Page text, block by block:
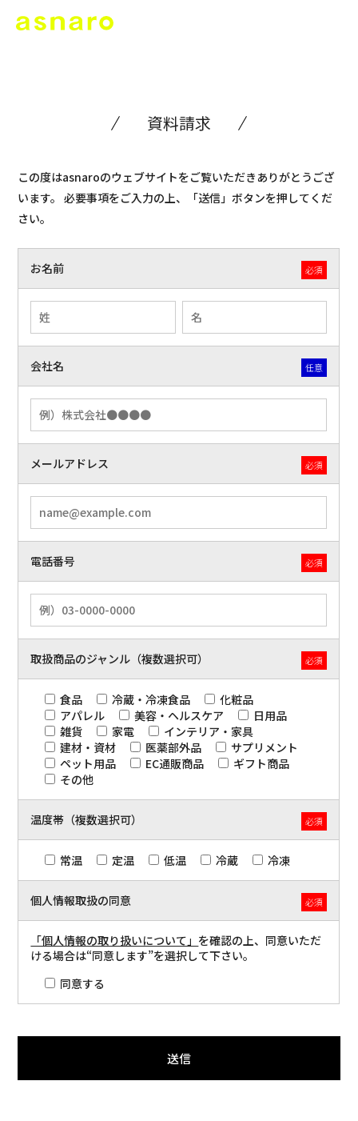
資料請求
この度はasnaroのウェブサイトをご覧いただきありがとうござ
います。 必要事項をご入力の上、「送信」ボタンを押してくだ
さい。
必須
お名前
任意
会社名
必須
メールアドレス
必須
電話番号
必須
取扱商品のジャンル（複数選択可）
食品 冷蔵・冷凍食品
化粧品
アパレル
美容・ヘルスケア
日用品
雑貨
家電
インテリア・家具
建材・資材
医薬部外品
サプリメント
ペット用品
EC通販商品
ギフト商品
その他
必須
温度帯（複数選択可）
常温 定温 低温 冷蔵 冷凍
必須
個人情報取扱の同意
「個人情報の取り扱いについて」 を確認の上、同意いただ
ける場合は“同意します”を選択して下さい。
同意する